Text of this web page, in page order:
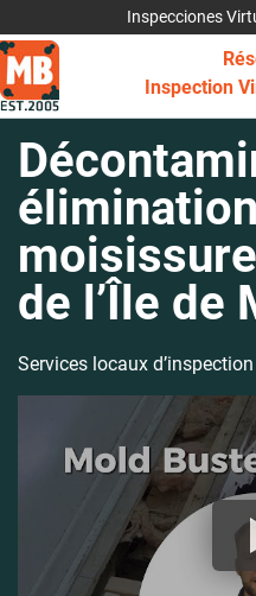
Inspecciones
Inspection
de l’Île de
Services locaux